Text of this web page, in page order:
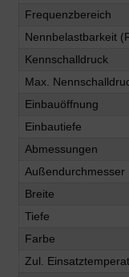
Frequenzbereich
Nennbelastbarkeit
Kennschalldruck
Max.
Einbauöffnung
Einbautiefe
Abmessungen
Außendurchmesser
Breite
Tiefe
Farbe
Zul.